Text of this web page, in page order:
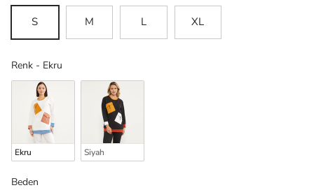
S M L XL
Renk - Ekru
Ekru Siyah
Beden
Beden